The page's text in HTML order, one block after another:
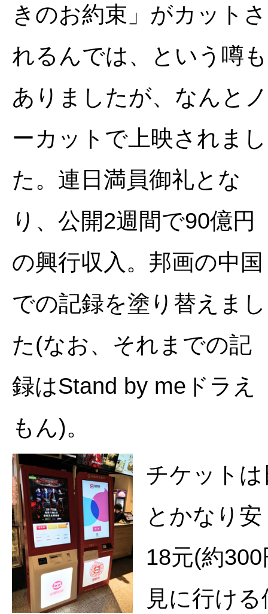
きのお約束」がカットさ
れるんでは、という噂も
ありましたが、なんとノ
ーカットで上映されまし
た。連日満員御礼とな
り、公開2週間で90億円
の興行収入。邦画の中国
での記録を塗り替えまし
た(なお、それまでの記
録はStand by meドラえ
もん)。
チケット
とかなり
18元(約
見に行け